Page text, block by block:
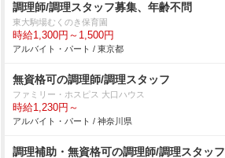
調理師/調理スタッフ募集、年齢不問
東大駒場むくのき保育園
時給1,300円～1,500円
アルバイト・パート / 東京都
無資格可の調理師/調理スタッフ
ファミリー・ホスピス 大口ハウス
時給1,230円～
アルバイト・パート / 神奈川県
調理補助・無資格可の調理師/調理スタッフ